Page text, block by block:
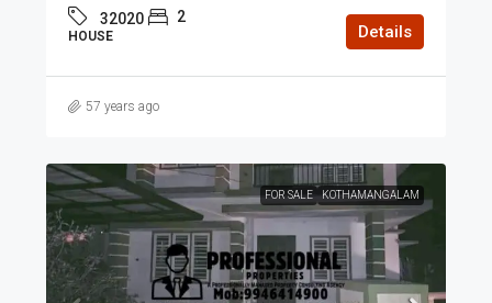
32020 2
HOUSE Details
57 years ago
FOR SALE KOTHAMANGALAM